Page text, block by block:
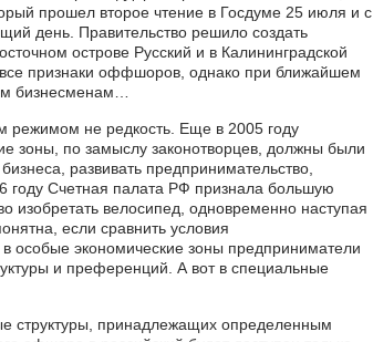
прошел второе чтение в Госдуме 25 июля и с
день. Правительство решило создать
острове Русский и в Калининградской
признаки оффшоров, однако при ближайшем
бизнесменам…
не редкость. Еще в 2005 году
зоны, по замыслу законотворцев, должны были
развивать предпринимательство,
году Счетная палата РФ признала большую
велосипед, одновременно наступая
если сравнить условия
особые экономические зоны предприниматели
и преференций. А вот в специальные
структуры, принадлежащих определенным